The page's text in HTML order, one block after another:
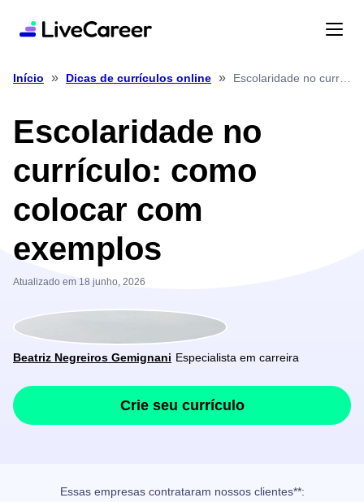
Início » Dicas de currículos online »
Escolaridade no
currículo: como
colocar com
exemplos
Atualizado em 18 junho, 2026
Beatriz Negreiros Gemignani Especialista em carreira
Crie seu currículo
Essas empresas contrataram nossos clientes**: